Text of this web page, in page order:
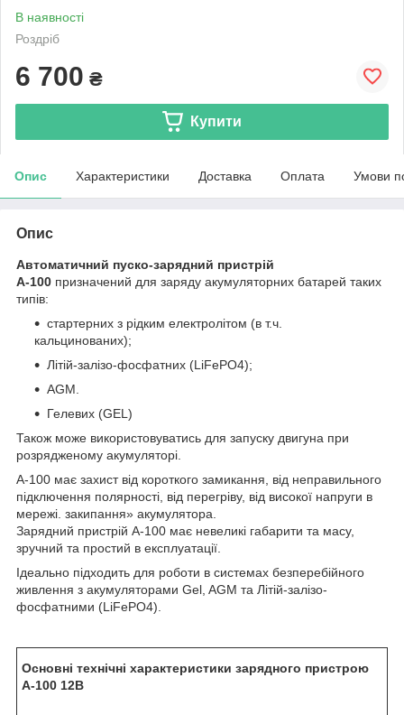
В наявності
Роздріб
6 700 ₴
Купити
Опис Характеристики Доставка Оплата Умови
Опис
Автоматичний пуско-зарядний пристрій
А-100 призначений для заряду акумуляторних батарей таких
типів:
стартерних з рідким електролітом (в т.ч.
кальцинованих);
Літій-залізо-фосфатних (LiFePO4);
AGM.
Гелевих (GEL)
Також може використовуватись для запуску двигуна при
розрядженому акумуляторі.
A-100 має захист від короткого замикання, від неправильного
підключення полярності, від перегріву, від високої напруги в
мережі. закипання» акумулятора.
Зарядний пристрій А-100 має невеликі габарити та масу,
зручний та простий в експлуатації.
Ідеально підходить для роботи в системах безперебійного
живлення з акумуляторами Gel, AGM та Літій-залізо-
фосфатними (LiFePO4).
Основні технічні характеристики зарядного пристрою
А-100 12В